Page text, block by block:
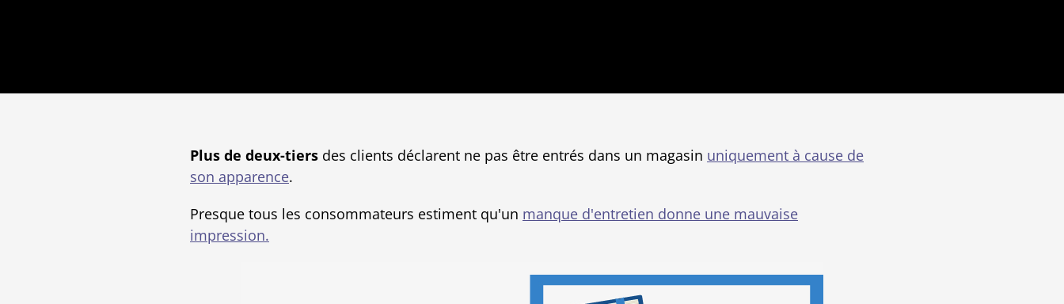
Plus de deux-tiers des clients déclarent ne pas être entrés dans un magasin uniquement à cause de
son apparence.
Presque tous les consommateurs estiment qu'un manque d'entretien donne une mauvaise
impression.